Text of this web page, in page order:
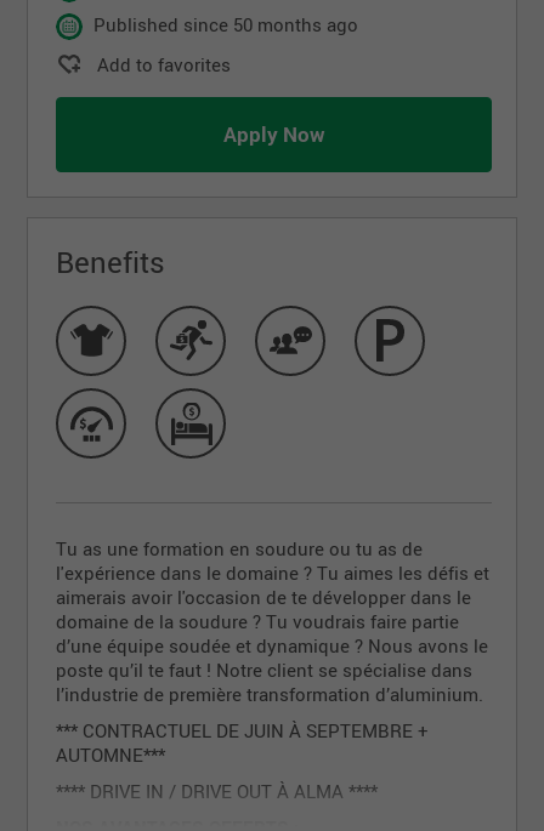
Published since 50 months ago
Add to favorites
Apply Now
Benefits
Tu as une formation en soudure ou tu as de
l'expérience dans le domaine ? Tu aimes les défis et
aimerais avoir l'occasion de te développer dans le
domaine de la soudure ? Tu voudrais faire partie
d’une équipe soudée et dynamique ? Nous avons le
poste qu’il te faut ! Notre client se spécialise dans
l’industrie de première transformation d’aluminium.
*** CONTRACTUEL DE JUIN À SEPTEMBRE +
AUTOMNE***
**** DRIVE IN / DRIVE OUT À ALMA ****